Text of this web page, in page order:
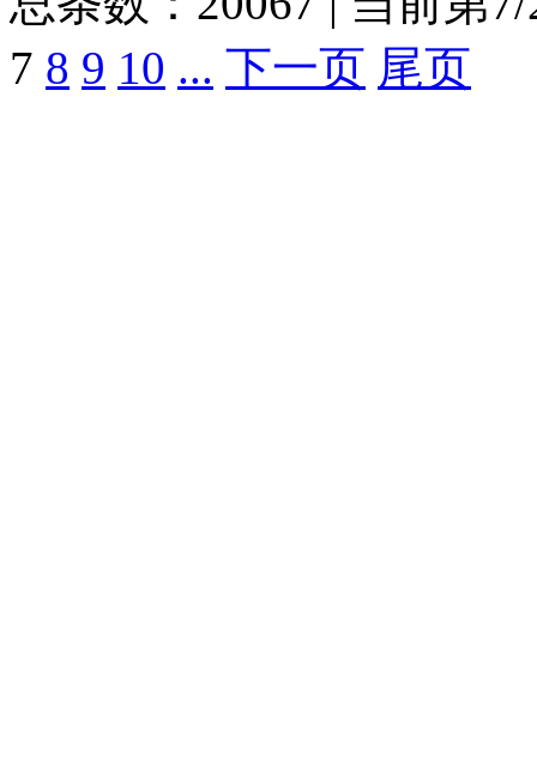
7 8 9 10 ... 下一页 尾页